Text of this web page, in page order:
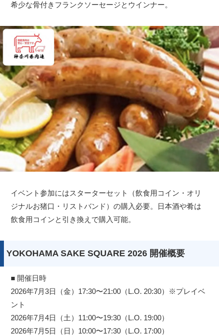
希少な骨付きフランクソーセージとウインナー。
イベント参加にはスターターセット（飲食用コイン・オリ
ジナルお猪口・リストバンド）の購入必要。日本酒や肴は
飲食用コインと引き換えで購入可能。
YOKOHAMA SAKE SQUARE 2026 開催概要
■ 開催日時
2026年7月3日（金）17:30〜21:00（L.O. 20:30）※プレイベ
ント
2026年7月4日（土）11:00〜19:30（L.O. 19:00）
2026年7月5日（日）10:00〜17:30（L.O. 17:00）